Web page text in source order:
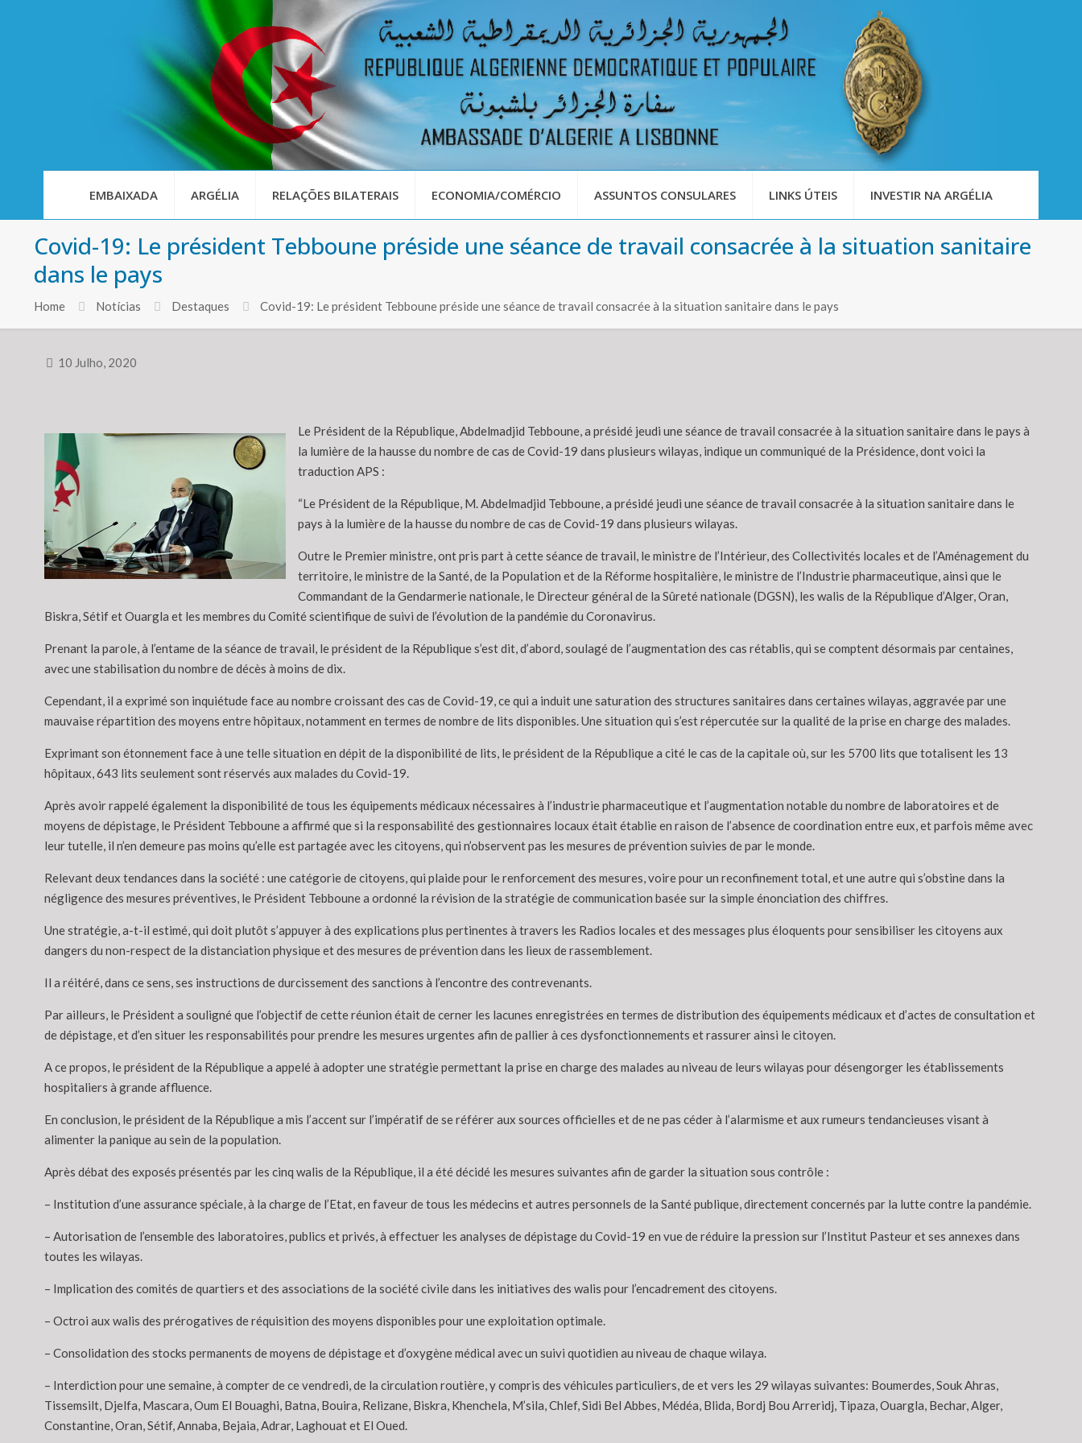
EMBAIXADA ARGÉLIA RELAÇÕES BILATERAIS ECONOMIA/COMÉRCIO ASSUNTOS CONSULARES LINKS ÚTEIS INVESTIR NA ARGÉLIA
Covid-19: Le président Tebboune préside une séance de travail consacrée à la situation sanitaire
dans le pays
Home Notícias Destaques Covid-19: Le président Tebboune préside une séance de travail consacrée à la situation sanitaire dans le pays
10 Julho, 2020
Le Président de la République, Abdelmadjid Tebboune, a présidé jeudi une séance de travail consacrée à la situation sanitaire dans le pays à
la lumière de la hausse du nombre de cas de Covid-19 dans plusieurs wilayas, indique un communiqué de la Présidence, dont voici la
traduction APS :
“Le Président de la République, M. Abdelmadjid Tebboune, a présidé jeudi une séance de travail consacrée à la situation sanitaire dans le
pays à la lumière de la hausse du nombre de cas de Covid-19 dans plusieurs wilayas.
Outre le Premier ministre, ont pris part à cette séance de travail, le ministre de l’Intérieur, des Collectivités locales et de l’Aménagement du
territoire, le ministre de la Santé, de la Population et de la Réforme hospitalière, le ministre de l’Industrie pharmaceutique, ainsi que le
Commandant de la Gendarmerie nationale, le Directeur général de la Sûreté nationale (DGSN), les walis de la République d’Alger, Oran,
Biskra, Sétif et Ouargla et les membres du Comité scientifique de suivi de l’évolution de la pandémie du Coronavirus.
Prenant la parole, à l’entame de la séance de travail, le président de la République s’est dit, d’abord, soulagé de l’augmentation des cas rétablis, qui se comptent désormais par centaines,
avec une stabilisation du nombre de décès à moins de dix.
Cependant, il a exprimé son inquiétude face au nombre croissant des cas de Covid-19, ce qui a induit une saturation des structures sanitaires dans certaines wilayas, aggravée par une
mauvaise répartition des moyens entre hôpitaux, notamment en termes de nombre de lits disponibles. Une situation qui s’est répercutée sur la qualité de la prise en charge des malades.
Exprimant son étonnement face à une telle situation en dépit de la disponibilité de lits, le président de la République a cité le cas de la capitale où, sur les 5700 lits que totalisent les 13
hôpitaux, 643 lits seulement sont réservés aux malades du Covid-19.
Après avoir rappelé également la disponibilité de tous les équipements médicaux nécessaires à l’industrie pharmaceutique et l’augmentation notable du nombre de laboratoires et de
moyens de dépistage, le Président Tebboune a affirmé que si la responsabilité des gestionnaires locaux était établie en raison de l’absence de coordination entre eux, et parfois même avec
leur tutelle, il n’en demeure pas moins qu’elle est partagée avec les citoyens, qui n’observent pas les mesures de prévention suivies de par le monde.
Relevant deux tendances dans la société : une catégorie de citoyens, qui plaide pour le renforcement des mesures, voire pour un reconfinement total, et une autre qui s’obstine dans la
négligence des mesures préventives, le Président Tebboune a ordonné la révision de la stratégie de communication basée sur la simple énonciation des chiffres.
Une stratégie, a-t-il estimé, qui doit plutôt s’appuyer à des explications plus pertinentes à travers les Radios locales et des messages plus éloquents pour sensibiliser les citoyens aux
dangers du non-respect de la distanciation physique et des mesures de prévention dans les lieux de rassemblement.
Il a réitéré, dans ce sens, ses instructions de durcissement des sanctions à l’encontre des contrevenants.
Par ailleurs, le Président a souligné que l’objectif de cette réunion était de cerner les lacunes enregistrées en termes de distribution des équipements médicaux et d’actes de consultation et
de dépistage, et d’en situer les responsabilités pour prendre les mesures urgentes afin de pallier à ces dysfonctionnements et rassurer ainsi le citoyen.
A ce propos, le président de la République a appelé à adopter une stratégie permettant la prise en charge des malades au niveau de leurs wilayas pour désengorger les établissements
hospitaliers à grande affluence.
En conclusion, le président de la République a mis l’accent sur l’impératif de se référer aux sources officielles et de ne pas céder à l’alarmisme et aux rumeurs tendancieuses visant à
alimenter la panique au sein de la population.
Après débat des exposés présentés par les cinq walis de la République, il a été décidé les mesures suivantes afin de garder la situation sous contrôle :
– Institution d’une assurance spéciale, à la charge de l’Etat, en faveur de tous les médecins et autres personnels de la Santé publique, directement concernés par la lutte contre la pandémie.
– Autorisation de l’ensemble des laboratoires, publics et privés, à effectuer les analyses de dépistage du Covid-19 en vue de réduire la pression sur l’Institut Pasteur et ses annexes dans
toutes les wilayas.
– Implication des comités de quartiers et des associations de la société civile dans les initiatives des walis pour l’encadrement des citoyens.
– Octroi aux walis des prérogatives de réquisition des moyens disponibles pour une exploitation optimale.
– Consolidation des stocks permanents de moyens de dépistage et d’oxygène médical avec un suivi quotidien au niveau de chaque wilaya.
– Interdiction pour une semaine, à compter de ce vendredi, de la circulation routière, y compris des véhicules particuliers, de et vers les 29 wilayas suivantes: Boumerdes, Souk Ahras,
Tissemsilt, Djelfa, Mascara, Oum El Bouaghi, Batna, Bouira, Relizane, Biskra, Khenchela, M’sila, Chlef, Sidi Bel Abbes, Médéa, Blida, Bordj Bou Arreridj, Tipaza, Ouargla, Bechar, Alger,
Constantine, Oran, Sétif, Annaba, Bejaia, Adrar, Laghouat et El Oued.